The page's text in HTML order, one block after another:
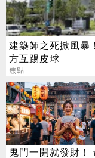
建築師之死掀風暴
方互踢皮球
焦點
鬼門一開就發財！